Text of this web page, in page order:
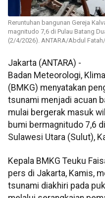
Reruntuhan bangunan Gereja
magnitudo 7,6 di Pulau Batang
(2/4/2026). ANTARA/Abdul
Jakarta (ANTARA) -
Badan Meteorologi,
(BMKG) menyatakan
tsunami menjadi acuan
mulai bergerak masuk
bumi bermagnitudo 7,6
Sulawesi Utara (Sulut),
Kepala BMKG Teuku
pers di Jakarta, Kamis,
tsunami diakhiri pada